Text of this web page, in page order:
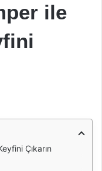
ile
Çıkarın